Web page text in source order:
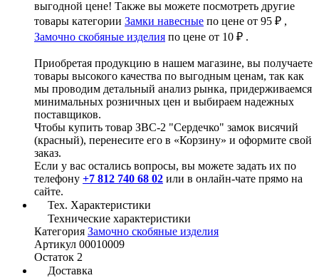
выгодной цене! Также вы можете посмотреть другие
товары категории Замки навесные по цене от 95 ₽ ,
Замочно скобяные изделия по цене от 10 ₽ .
Приобретая продукцию в нашем магазине, вы получаете
товары высокого качества по выгодным ценам, так как
мы проводим детальный анализ рынка, придерживаемся
минимальных розничных цен и выбираем надежных
поставщиков.
Чтобы купить товар ЗВС-2 "Сердечко" замок висячий
(красный), перенесите его в «Корзину» и оформите свой
заказ.
Если у вас остались вопросы, вы можете задать их по
телефону +7 812 740 68 02 или в онлайн-чате прямо на
сайте.
Тех. Характеристики
Технические характеристики
Категория Замочно скобяные изделия
Артикул 00010009
Остаток 2
Доставка